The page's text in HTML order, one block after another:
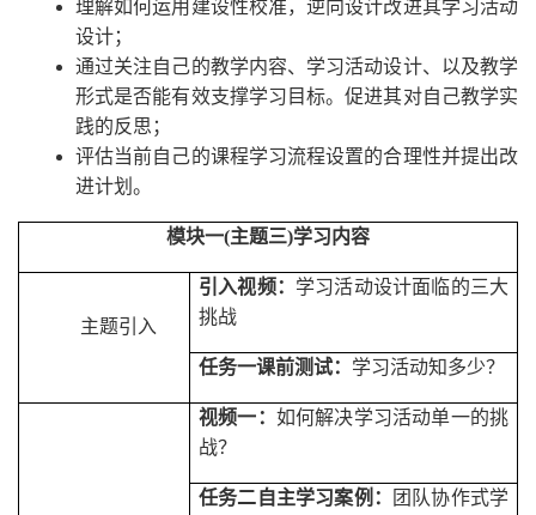
理解如何运用建设性校准，逆向设计改进其学习活动
设计；
通过关注自己的教学内容、学习活动设计、以及教学
形式是否能有效支撑学习目标。促进其对自己教学实
践的反思；
评估当前自己的课程学习流程设置的合理性并提出改
进计划。
模块一(主题三)学习内容
主题引入
引入视频： 学习活动设计面临的三大
挑战
任务一课前测试： 学习活动知多少？
视频一： 如何解决学习活动单一的挑
战？
任务二自主学习案例：
团队协作式学